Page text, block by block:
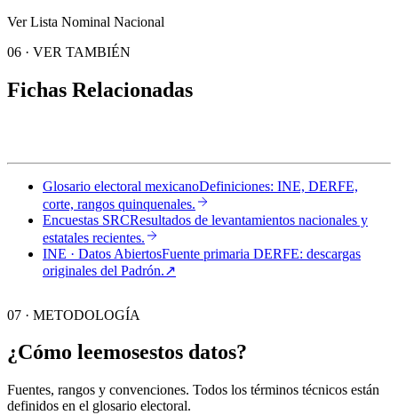
Ver Lista Nominal Nacional
06 · VER TAMBIÉN
Fichas Relacionadas
Glosario electoral mexicanoDefiniciones: INE, DERFE,
corte, rangos quinquenales.
Encuestas SRCResultados de levantamientos nacionales y
estatales recientes.
INE · Datos AbiertosFuente primaria DERFE: descargas
originales del Padrón.↗︎
07 · METODOLOGÍA
¿Cómo leemosestos datos?
Fuentes, rangos y convenciones. Todos los términos técnicos están
definidos en el glosario electoral.